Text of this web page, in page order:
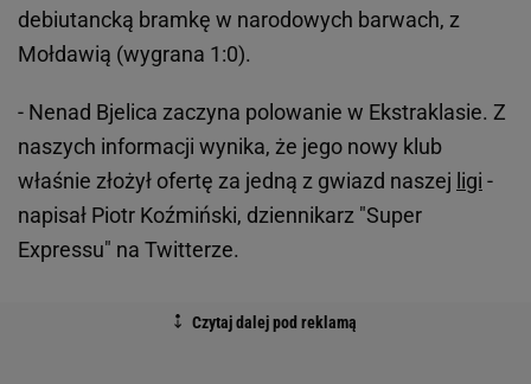
debiutancką bramkę w narodowych barwach, z
Mołdawią (wygrana 1:0).
- Nenad Bjelica zaczyna polowanie w Ekstraklasie. Z
naszych informacji wynika, że jego nowy klub
właśnie złożył ofertę za jedną z gwiazd naszej ligi -
napisał Piotr Koźmiński, dziennikarz "Super
Expressu" na Twitterze.